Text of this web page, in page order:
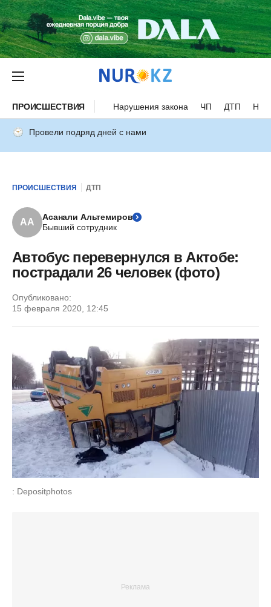
ПРОИСШЕСТВИЯ Нарушения закона ЧП ДТП
Провели подряд дней с нами
ПРОИСШЕСТВИЯ ДТП
АА
Асанали Альтемиров
Бывший сотрудник
Автобус перевернулся в Актобе:
пострадали 26 человек (фото)
Опубликовано:
15 февраля 2020, 12:45
: Depositphotos